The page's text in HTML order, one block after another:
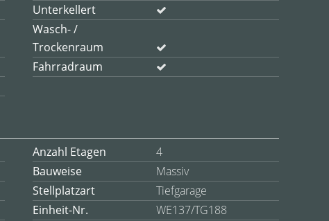
Unterkellert
Wasch- /
Trockenraum
Fahrradraum
Anzahl Etagen
4
Bauweise
Massiv
Stellplatzart
Tiefgarage
Einheit-Nr.
WE137/TG188